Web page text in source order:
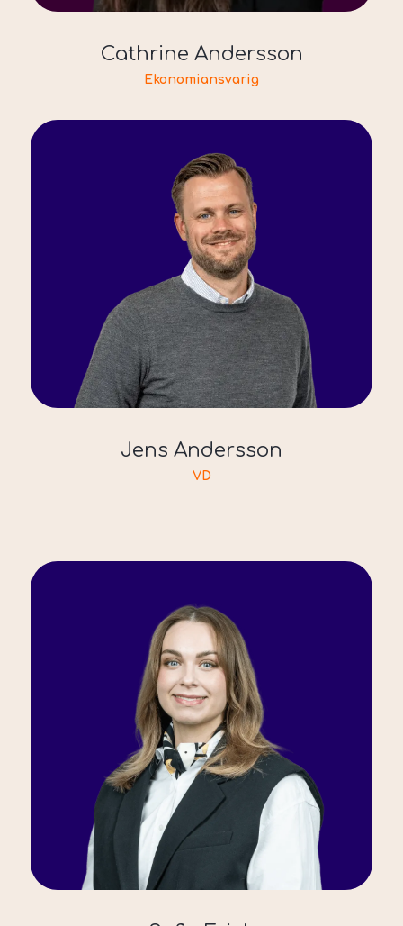
Cathrine Andersson
Ekonomiansvarig
Jens Andersson
VD